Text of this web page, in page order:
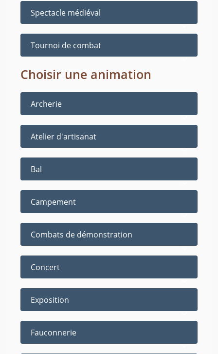
Spectacle médiéval
Tournoi de combat
Choisir une animation
Archerie
Atelier d'artisanat
Bal
Campement
Combats de démonstration
Concert
Exposition
Fauconnerie